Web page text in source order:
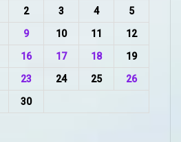
2 3 4 5
9 10 11 12
16 17 18 19
23 24 25 26
30